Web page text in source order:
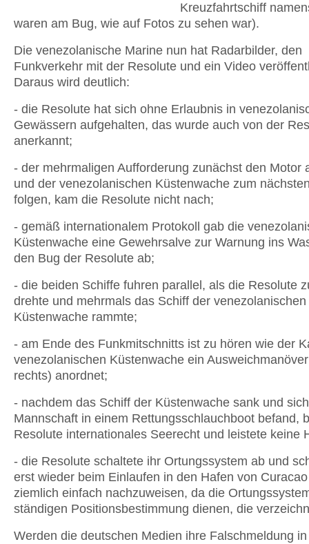
Kreuzfahrtschiff
waren am Bug, wie auf Fotos zu sehen war).
Die venezolanische Marine nun hat Radarbilder, den
Funkverkehr mit der Resolute und ein Video
Daraus wird deutlich:
- die Resolute hat sich ohne Erlaubnis in
Gewässern aufgehalten, das wurde auch von der
anerkannt;
- der mehrmaligen Aufforderung zunächst den Motor
und der venezolanischen Küstenwache zum
folgen, kam die Resolute nicht nach;
- gemäß internationalem Protokoll gab die
Küstenwache eine Gewehrsalve zur Warnung ins
den Bug der Resolute ab;
- die beiden Schiffe fuhren parallel, als die Resolute
drehte und mehrmals das Schiff der venezolanischen
Küstenwache rammte;
- am Ende des Funkmitschnitts ist zu hören wie der
venezolanischen Küstenwache ein
rechts) anordnet;
- nachdem das Schiff der Küstenwache sank und
Mannschaft in einem Rettungsschlauchboot befand,
Resolute internationales Seerecht und leistete keine
- die Resolute schaltete ihr Ortungssystem ab und
erst wieder beim Einlaufen in den Hafen von
ziemlich einfach nachzuweisen, da die
ständigen Positionsbestimmung dienen, die
Werden die deutschen Medien ihre Falschmeldung